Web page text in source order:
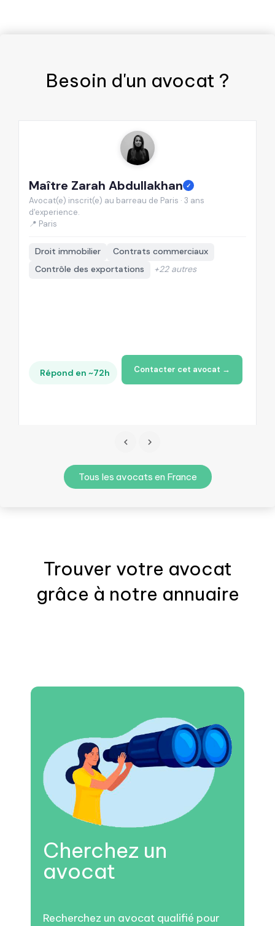
Besoin d'un avocat ?
Maître Zarah Abdullakhan ✓
Avocat(e) inscrit(e) au barreau de Paris · 3 ans
d'experience.
📍 Paris
Droit immobilier
Contrats commerciaux
Contrôle des exportations
+22 autres
Répond en ~72h Contacter cet avocat →
Tous les avocats en France
Trouver votre avocat
grâce à notre annuaire
Cherchez un
avocat
Recherchez un avocat qualifié pour